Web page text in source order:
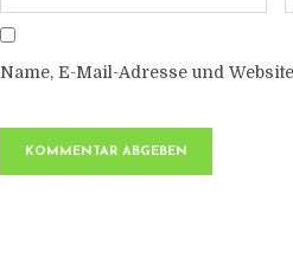
Name, E-Mail-Adresse und